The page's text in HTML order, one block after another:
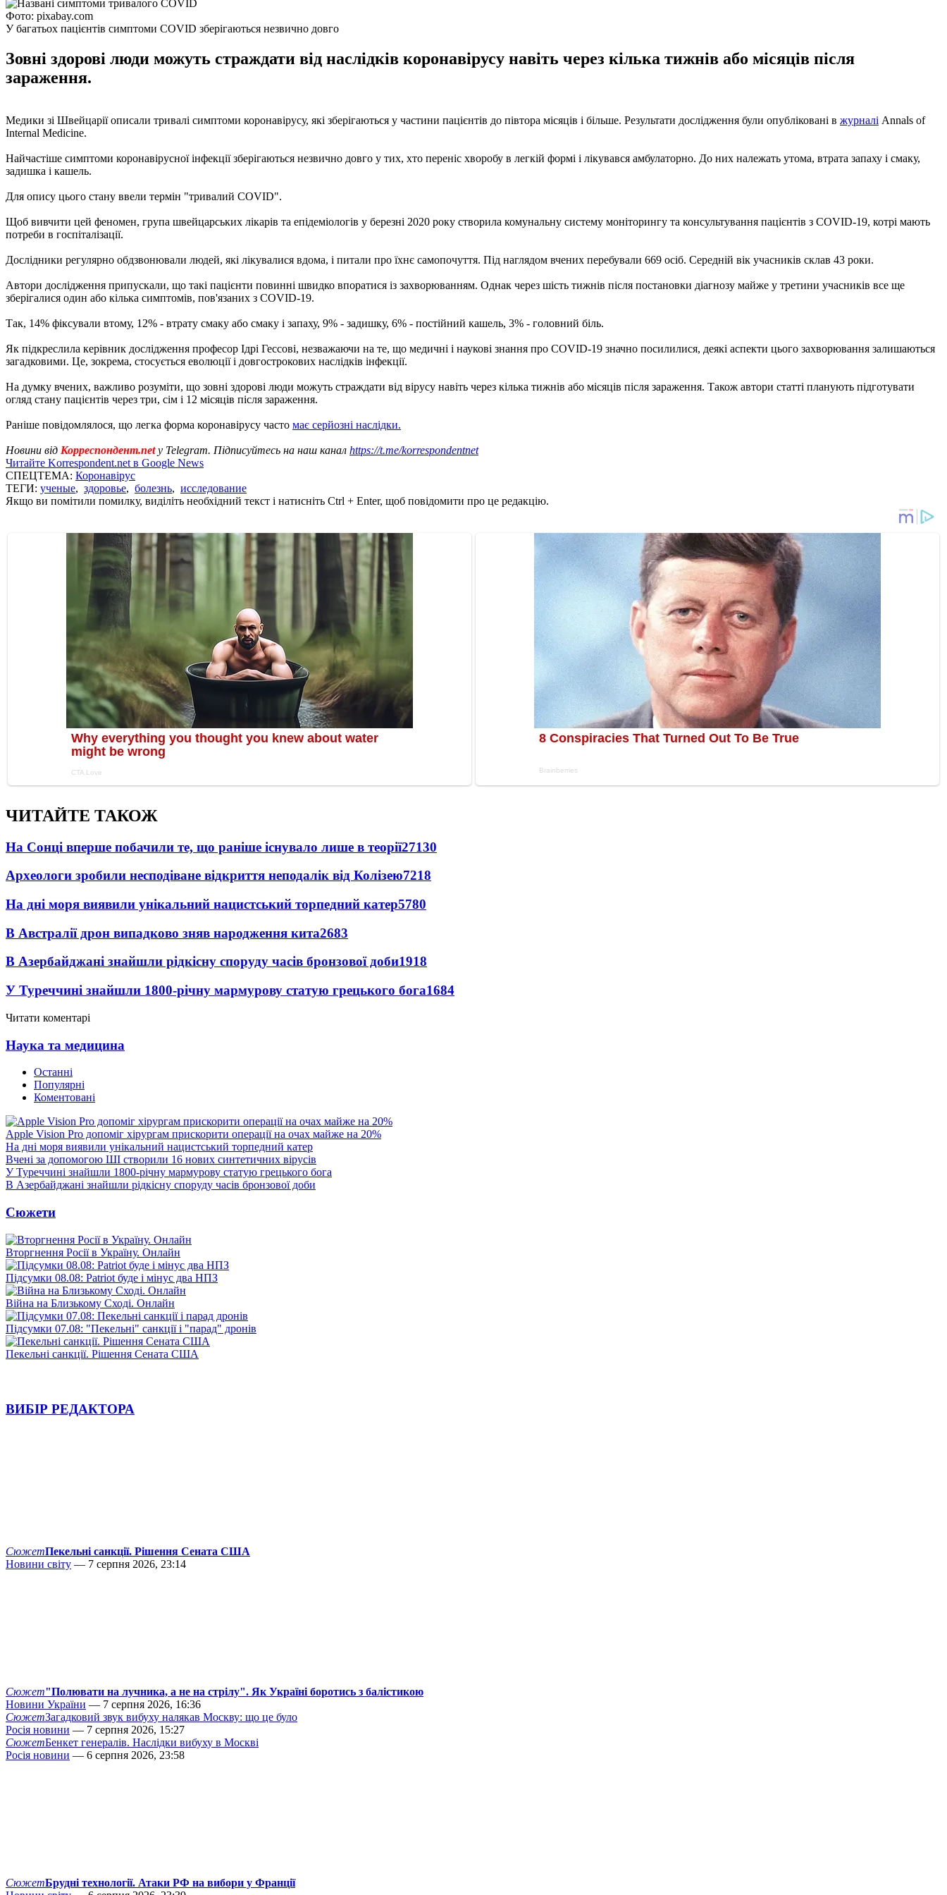
Фото: pixabay.com
У багатьох пацієнтів симптоми COVID зберігаються незвично довго
Зовні здорові люди можуть страждати від наслідків коронавірусу навіть через кілька тижнів або місяців після
зараження.
Медики зі Швейцарії описали тривалі симптоми коронавірусу, які зберігаються у частини пацієнтів до півтора місяців і більше. Результати дослідження були опубліковані в журналі Annals of
Internal Medicine.
Найчастіше симптоми коронавірусної інфекції зберігаються незвично довго у тих, хто переніс хворобу в легкій формі і лікувався амбулаторно. До них належать утома, втрата запаху і смаку,
задишка і кашель.
Для опису цього стану ввели термін "тривалий COVID".
Щоб вивчити цей феномен, група швейцарських лікарів та епідеміологів у березні 2020 року створила комунальну систему моніторингу та консультування пацієнтів з COVID-19, котрі мають
потреби в госпіталізації.
Дослідники регулярно обдзвонювали людей, які лікувалися вдома, і питали про їхнє самопочуття. Під наглядом вчених перебували 669 осіб. Середній вік учасників склав 43 роки.
Автори дослідження припускали, що такі пацієнти повинні швидко впоратися із захворюванням. Однак через шість тижнів після постановки діагнозу майже у третини учасників все ще
зберігалися один або кілька симптомів, пов'язаних з COVID-19.
Так, 14% фіксували втому, 12% - втрату смаку або смаку і запаху, 9% - задишку, 6% - постійний кашель, 3% - головний біль.
Як підкреслила керівник дослідження професор Ідрі Гессові, незважаючи на те, що медичні і наукові знання про COVID-19 значно посилилися, деякі аспекти цього захворювання залишаються
загадковими. Це, зокрема, стосується еволюції і довгострокових наслідків інфекції.
На думку вчених, важливо розуміти, що зовні здорові люди можуть страждати від вірусу навіть через кілька тижнів або місяців після зараження. Також автори статті планують підготувати
огляд стану пацієнтів через три, сім і 12 місяців після зараження.
Раніше повідомлялося, що легка форма коронавірусу часто має серйозні наслідки.
Новини від Корреспондент.netу Telegram. Підписуйтесь на наш канал https://t.me/korrespondentnet
Читайте Korrespondent.net в Google News
СПЕЦТЕМА: Коронавірус
ТЕГИ: ученые, здоровье, болезнь, исследование
Якщо ви помітили помилку, виділіть необхідний текст і натисніть Ctrl + Enter, щоб повідомити про це редакцію.
ЧИТАЙТЕ ТАКОЖ
На Сонці вперше побачили те, що раніше існувало лише в теорії27130
Археологи зробили несподіване відкриття неподалік від Колізею7218
На дні моря виявили унікальний нацистський торпедний катер5780
В Австралії дрон випадково зняв народження кита2683
В Азербайджані знайшли рідкісну споруду часів бронзової доби1918
У Туреччині знайшли 1800-річну мармурову статую грецького бога1684
Читати коментарі
Наука та медицина
Останні
Популярні
Коментовані
Apple Vision Pro допоміг хірургам прискорити операції на очах майже на 20%
На дні моря виявили унікальний нацистський торпедний катер
Вчені за допомогою ШІ створили 16 нових синтетичних вірусів
У Туреччині знайшли 1800-річну мармурову статую грецького бога
В Азербайджані знайшли рідкісну споруду часів бронзової доби
Сюжети
Вторгнення Росії в Україну. Онлайн
Підсумки 08.08: Patriot буде і мінус два НПЗ
Війна на Близькому Сході. Онлайн
Підсумки 07.08: "Пекельні" санкції і "парад" дронів
Пекельні санкції. Рішення Сената США
ВИБІР РЕДАКТОРА
СюжетПекельні санкції. Рішення Сената США
Новини світу — 7 серпня 2026, 23:14
Сюжет"Полювати на лучника, а не на стрілу". Як Україні боротись з балістикою
Новини України — 7 серпня 2026, 16:36
СюжетЗагадковий звук вибуху налякав Москву: що це було
Росія новини — 7 серпня 2026, 15:27
СюжетБенкет генералів. Наслідки вибуху в Москві
Росія новини — 6 серпня 2026, 23:58
СюжетБрудні технології. Атаки РФ на вибори у Франції